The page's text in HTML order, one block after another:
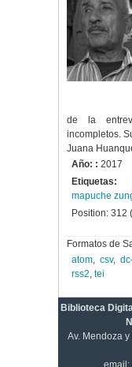
de la
incompletos.
Juana
Año: : 2017
Etiquetas:
mapuche
Position: 312 (
Formatos de
atom,csv,
rss2, tei
Biblioteca
Av. Mendoza
email: